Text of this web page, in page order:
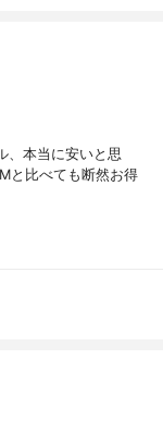
、本当に安いと思
と比べても断然お得